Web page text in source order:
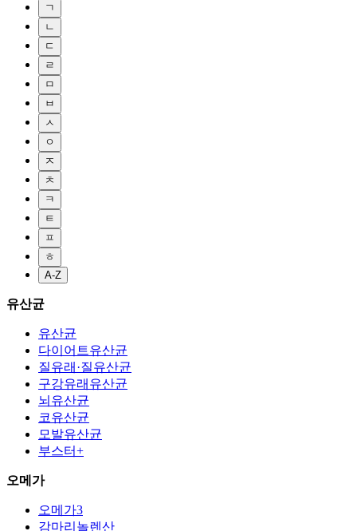
ㄱ
ㄴ
ㄷ
ㄹ
ㅁ
ㅂ
ㅅ
ㅇ
ㅈ
ㅊ
ㅋ
ㅌ
ㅍ
ㅎ
A-Z
유산균
유산균
다이어트유산균
질유래·질유산균
구강유래유산균
뇌유산균
코유산균
모발유산균
부스터+
오메가
오메가3
감마리놀렌산